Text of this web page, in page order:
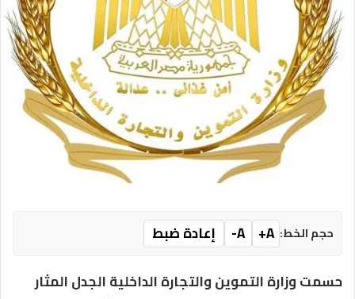
حجم الخط: A+
A-
إعادة ضبط
حسمت وزارة التموين والتجارة الداخلية الجدل المثار